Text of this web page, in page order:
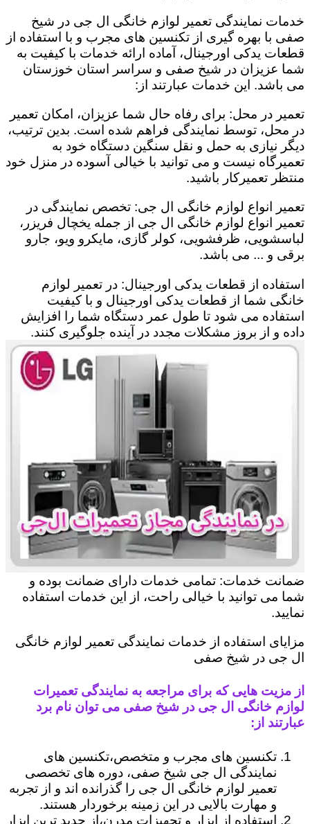
خدمات نمایندگی تعمیر لوازم خانگی ال جی در شیخ
صفی با بهره گیری از تکنسین های مجرب و با استفاده از
قطعات یدکی اورجینال، آماده ارائه خدمات با کیفیت به
شما عزیزان در شیخ صفی و سراسر استان خوزستان
می باشد. این خدمات عبارتند از:
تعمیر در محل: برای رفاه حال شما عزیزان، امکان تعمیر
در محل، توسط نمایندگی فراهم شده است. بدین ترتیب،
دیگر نیازی به حمل و نقل سنگین دستگاه خود به
تعمیرگاه نیست و می توانید با خیالی آسوده در منزل خود
منتظر تعمیرکار باشید.
تعمیر انواع لوازم خانگی ال جی: تخصص نمایندگی در
تعمیر انواع لوازم خانگی ال جی از جمله یخچال فریزر،
لباسشویی، ظرفشویی، کولر گازی، مایکرو ویو، جارو
برقی و ... می باشد.
استفاده از قطعات یدکی اورجینال: در تعمیر لوازم
خانگی شما از قطعات یدکی اورجینال و با کیفیت
استفاده می شود تا طول عمر دستگاه شما را افزایش
داده و از بروز مشکلات مجدد در آینده جلوگیری کنند.
ضمانت خدمات: تمامی خدمات دارای ضمانت بوده و
شما می توانید با خیالی راحت، از این خدمات استفاده
نمایید.
مزایای استفاده از خدمات نمایندگی تعمیر لوازم خانگی
ال جی در شیخ صفی
از مزیت هایی که برای مراجعه به نمایندگی تعمیرات
لوازم خانگی ال جی در شیخ صفی می توان نام برد
عبارتند از:
تکنسین های مجرب و متخصص،تکنسین های
نمایندگی ال جی شیخ صفی، دوره های تخصصی
تعمیر لوازم خانگی ال جی را گذرانده اند و از تجربه
و مهارت بالایی در این زمینه برخوردار هستند.
استفاده از ابزار و تجهیزات مدرن،از جدید ترین ابزار